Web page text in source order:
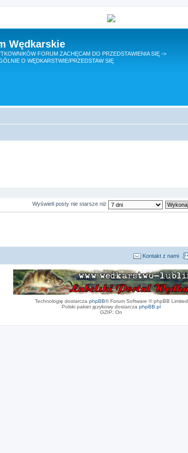
Wędkarskie
FORUM ZACHĘCAM DO PRZEDSTAWIENIA SIĘ ->
O WĘDKARSTWIE/PRZEDSTAW SIĘ
Wyświetl posty nie starsze niż
Kontakt z nami
Technologię dostarcza phpBB® Forum Software © phpBB Limited
Polski pakiet językowy dostarcza phpBB.pl
GZIP: On